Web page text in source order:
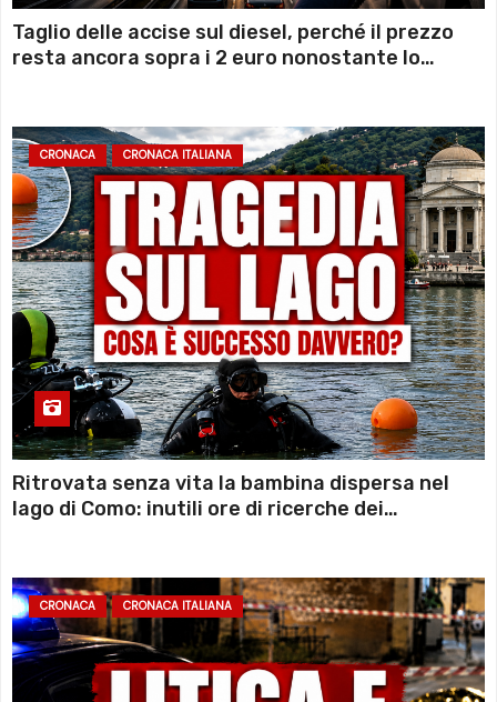
Taglio delle accise sul diesel, perché il prezzo
resta ancora sopra i 2 euro nonostante lo
CRONACA CRONACA ITALIANA
Ritrovata senza vita la bambina dispersa nel
lago di Como: inutili ore di ricerche dei
CRONACA CRONACA ITALIANA